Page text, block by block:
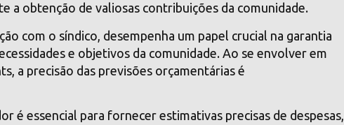
a obtenção de valiosas contribuições da comunidade.
com o síndico, desempenha um papel crucial na garantia
e objetivos da comunidade. Ao se envolver em
a precisão das previsões orçamentárias é
é essencial para fornecer estimativas precisas de despesas,